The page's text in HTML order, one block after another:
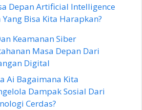
Depan Artificial Intelligence
Yang Bisa Kita Harapkan?
Keamanan Siber
Masa Depan Dari
Digital
Ai Bagaimana Kita
Dampak Sosial Dari
Cerdas?